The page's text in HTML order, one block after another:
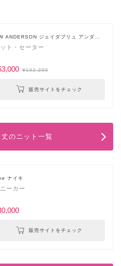
ANDERSON ジェイダブリュ アンダー
ト・セーター
¥102,200
販売サイトをチェック
のニット一覧
ナイキ
ーカー
販売サイトをチェック